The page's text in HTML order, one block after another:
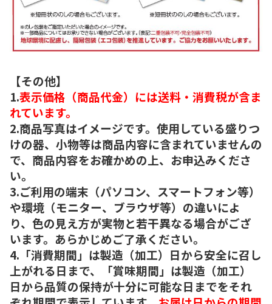
【その他】
1.表示価格（商品代金）には送料・消費税が含ま
れています。
2.商品写真はイメージです。使用している盛りつ
けの器、小物等は商品内容に含まれていませんの
で、商品内容をお確かめの上、お申込みくださ
い。
3.ご利用の端末（パソコン、スマートフォン等）
や環境（モニター、ブラウザ等）の違いによ
り、色の見え方が実物と若干異なる場合がござ
います。あらかじめご了承ください。
4.「消費期間」は製造（加工）日から安全に召し
上がれる日まで、「賞味期間」は製造（加工）
日から品質の保持が十分に可能な日までをそれ